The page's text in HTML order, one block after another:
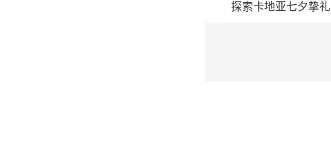
探索卡地亚七夕挚礼